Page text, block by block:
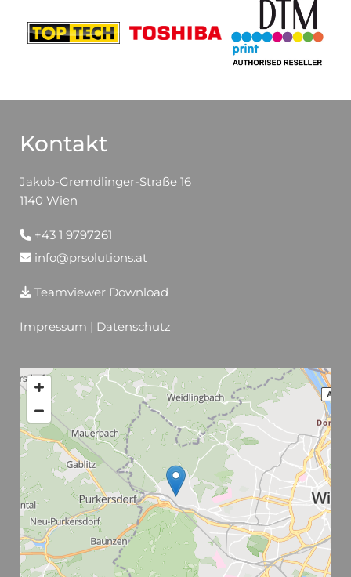
Kontakt
Jakob-Gremdlinger-Straße 16
1140 Wien
 +43 1 9797261
 info@prsolutions.at
 Teamviewer Download
Impressum | Datenschutz